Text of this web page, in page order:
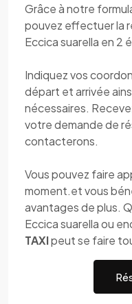
Grâce à notre
pouvez effectuer la
Eccica suarella en 2
Indiquez vos
départ et arrivée
nécessaires.
votre demande de
contacterons.
Vous pouvez faire
moment.et vous
avantages de plus.
Eccica suarella ou
TAXIpeut se faire